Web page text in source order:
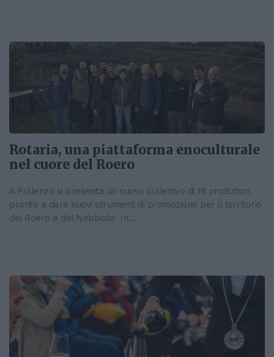
Rotaria, una piattaforma enoculturale
nel cuore del Roero
A Pollenzo si presenta un nuovo collettivo di 18 produttori
pronto a dare nuovi strumenti di promozione per il territorio
del Roero e del Nebbiolo In...